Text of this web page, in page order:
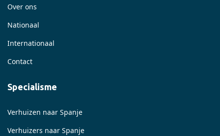
Over ons
Nationaal
Internationaal
Contact
Specialisme
Verhuizen naar Spanje
Verhuizers naar Spanje